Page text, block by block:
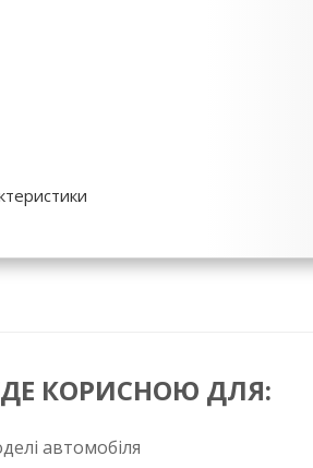
КОРИСНОЮ ДЛЯ:
автомобіля